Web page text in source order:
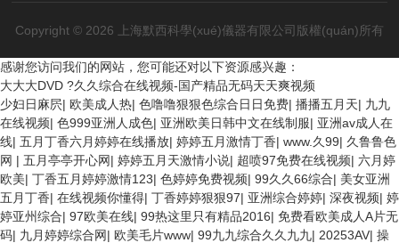
Copyright © 2026 上海默西科學(xué)儀器有限公司版權(quán)所有
感谢您访问我们的网站，您可能还对以下资源感兴趣：
大大大DVD ?久久综合在线视频-国产精品无码天天爽视频
少妇日麻屄| 欧美成人热| 色噜噜狠狠色综合日日免费| 播播五月天| 九九
在线视频| 色999亚洲人成色| 亚洲欧美日韩中文在线制服| 亚洲av成人在
线| 五月丁香六月婷婷在线播放| 婷婷五月激情丁香| www.久99| 久鲁鲁色
网 | 五月亭亭开心网| 婷婷五月天激情小说| 超喷97免费在线视频| 六月婷
欧美| 丁香五月婷婷激情123| 色婷婷免费视频| 99久久66综合| 美女亚洲
五月丁香| 在线视频你懂得| 丁香婷婷狠狠97| 亚洲综合婷婷| 深夜视频| 婷
婷亚州综合| 97欧美在线| 99热这里只有精品2016| 免费看欧美成人A片无
码| 九月婷婷综合网| 欧美毛片www| 99九九综合久久九九| 20253AV| 操